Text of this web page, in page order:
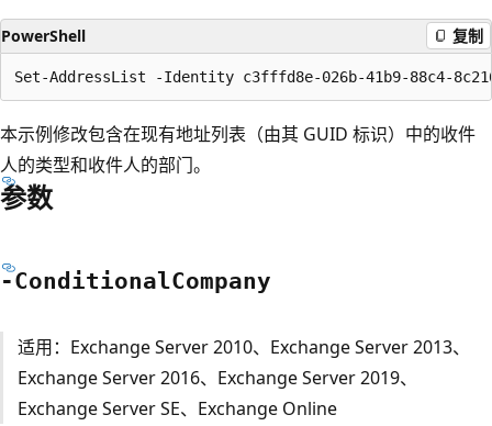
PowerShell 复制
本示例修改包含在现有地址列表（由其 GUID 标识）中的收件
人的类型和收件人的部门。
参数
-ConditionalCompany
适用：Exchange Server 2010、Exchange Server 2013、
Exchange Server 2016、Exchange Server 2019、
Exchange Server SE、Exchange Online